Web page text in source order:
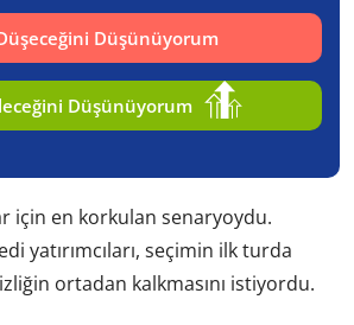
Düşünüyorum
Düşünüyorum
için en korkulan senaryoydu.
yatırımcıları, seçimin ilk turda
ortadan kalkmasını istiyordu.